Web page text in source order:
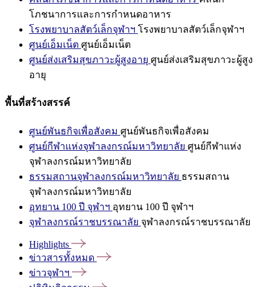
โภชนาการและการกำหนดอาหาร
โรงพยาบาลสัตว์เล็กจุฬาฯ โรงพยาบาลสัตว์เล็กจุฬาฯ
ศูนย์เอ็มเน็ต ศูนย์เอ็มเน็ต
ศูนย์ส่งเสริมสุขภาวะผู้สูงอายุ ศูนย์ส่งเสริมสุขภาวะผู้สูง
อายุ
พื้นที่สร้างสรรค์
ศูนย์พันธกิจเพื่อสังคม ศูนย์พันธกิจเพื่อสังคม
ศูนย์กีฬาแห่งจุฬาลงกรณ์มหาวิทยาลัย ศูนย์กีฬาแห่ง
จุฬาลงกรณ์มหาวิทยาลัย
ธรรมสถานจุฬาลงกรณ์มหาวิทยาลัย ธรรมสถาน
จุฬาลงกรณ์มหาวิทยาลัย
อุทยาน 100 ปี จุฬาฯ อุทยาน 100 ปี จุฬาฯ
จุฬาลงกรณ์ราชบรรณาลัย จุฬาลงกรณ์ราชบรรณาลัย
Highlights
ข่าวสารทั้งหมด
ข่าวจุฬาฯ